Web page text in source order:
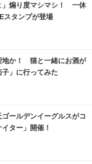
」煽り度マシマシ！ 一休
スタンプが登場
地か！ 猫と一緒にお酒が
」に行ってみた
ールデンイーグルスがコ
ター」開催！